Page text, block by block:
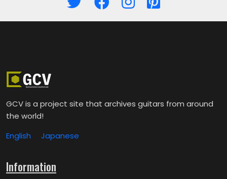
GCV is a project site that archives guitars from around
the world!
English
Japanese
Information